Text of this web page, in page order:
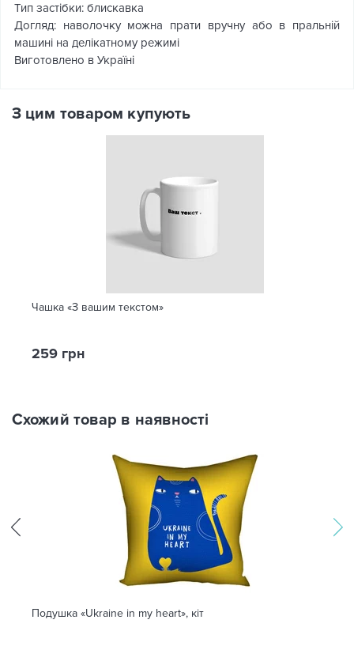
Тип застібки: блискавка
Догляд: наволочку можна прати вручну або в пральній
машині на делікатному режимі
Виготовлено в Україні
З цим товаром купують
Чашка «З вашим текстом»
259 грн
Схожий товар в наявності
Подушка «Ukraine in my heart», кіт